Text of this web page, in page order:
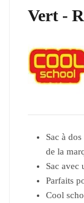
Vert -
Sac à
de la
Sac avec
Parfaits
Cool